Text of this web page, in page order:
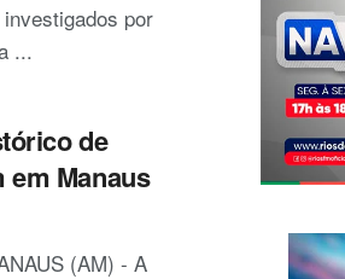
por
...
de
em Manaus
(AM) - A